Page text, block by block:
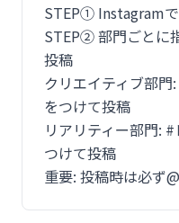
STEP① Instagram
STEP② 部門ごとに
投稿
クリエイティブ部
をつけて投稿
リアリティー部門:
つけて投稿
重要: 投稿時は必ず